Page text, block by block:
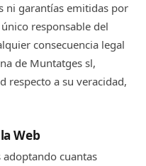
ni garantías emitidas por
responsable del
consecuencia legal
de Muntatges sl,
respecto a su veracidad,
Web
cuantas